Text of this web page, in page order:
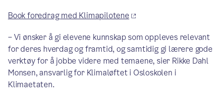
Book foredrag med Klimapilotene
– Vi ønsker å gi elevene kunnskap som oppleves relevant
for deres hverdag og framtid, og samtidig gi lærere gode
verktøy for å jobbe videre med temaene, sier Rikke Dahl
Monsen, ansvarlig for Klimaløftet i Osloskolen i
Klimaetaten.